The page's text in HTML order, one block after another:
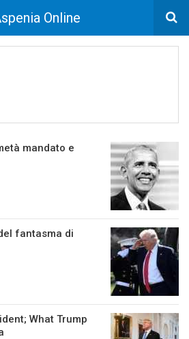
Online
mandato e
fantasma di
What Trump